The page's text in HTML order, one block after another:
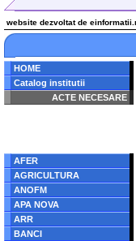
website dezvoltat de
HOME
Catalog institutii
ACTE NECESARE
/home/eformulare.ro/
AFER
AGRICULTURA
ANOFM
APA NOVA
ARR
BANCI